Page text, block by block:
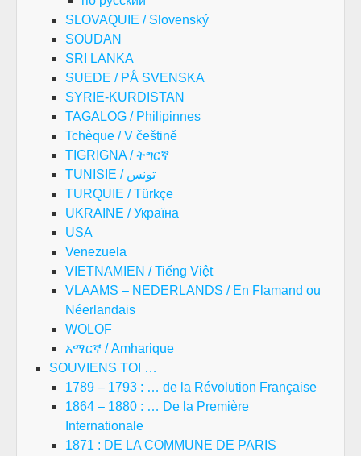
SLOVAQUIE / Slovenský
SOUDAN
SRI LANKA
SUEDE / PÅ SVENSKA
SYRIE-KURDISTAN
TAGALOG / Philipinnes
Tchèque / V češtině
TIGRIGNA / ትግርኛ
TUNISIE / تونس
TURQUIE / Türkçe
UKRAINE / Україна
USA
Venezuela
VIETNAMIEN / Tiếng Việt
VLAAMS – NEDERLANDS / En Flamand ou
Néerlandais
WOLOF
አማርኛ / Amharique
SOUVIENS TOI …
1789 – 1793 : … de la Révolution Française
1864 – 1880 : … De la Première
Internationale
1871 : DE LA COMMUNE DE PARIS